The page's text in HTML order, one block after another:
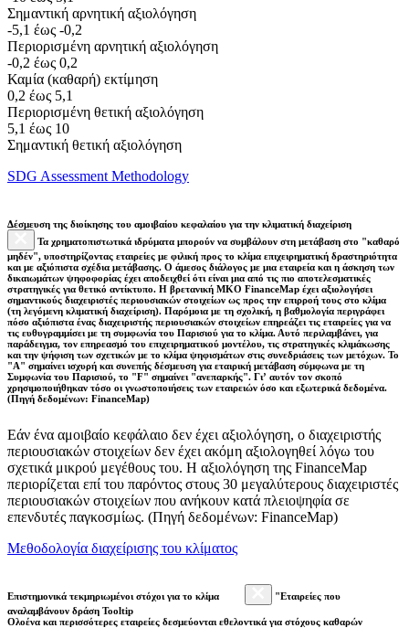
Σημαντική αρνητική αξιολόγηση
-5,1 έως -0,2
Περιορισμένη αρνητική αξιολόγηση
-0,2 έως 0,2
Καμία (καθαρή) εκτίμηση
0,2 έως 5,1
Περιορισμένη θετική αξιολόγηση
5,1 έως 10
Σημαντική θετική αξιολόγηση
SDG Assessment Methodology
Δέσμευση της διοίκησης του αμοιβαίου κεφαλαίου για την κλιματική διαχείριση
Τα χρηματοπιστωτικά ιδρύματα μπορούν να συμβάλουν στη μετάβαση στο "καθαρό
μηδέν", υποστηρίζοντας εταιρείες με φιλική προς το κλίμα επιχειρηματική δραστηριότητα
και με αξιόπιστα σχέδια μετάβασης. Ο άμεσος διάλογος με μια εταιρεία και η άσκηση των
δικαιωμάτων ψηφοφορίας έχει αποδειχθεί ότι είναι μια από τις πιο αποτελεσματικές
στρατηγικές για θετικό αντίκτυπο. Η βρετανική ΜΚΟ FinanceMap έχει αξιολογήσει
σημαντικούς διαχειριστές περιουσιακών στοιχείων ως προς την επιρροή τους στο κλίμα
(τη λεγόμενη κλιματική διαχείριση). Παρόμοια με τη σχολική, η βαθμολογία περιγράφει
πόσο αξιόπιστα ένας διαχειριστής περιουσιακών στοιχείων επηρεάζει τις εταιρείες για να
τις ευθυγραμμίσει με τη συμφωνία του Παρισιού για το κλίμα. Αυτό περιλαμβάνει, για
παράδειγμα, τον επηρεασμό του επιχειρηματικού μοντέλου, τις στρατηγικές κλιμάκωσης
και την ψήφιση των σχετικών με το κλίμα ψηφισμάτων στις συνεδριάσεις των μετόχων. Το
"Α" σημαίνει ισχυρή και συνεπής δέσμευση για εταιρική μετάβαση σύμφωνα με τη
Συμφωνία του Παρισιού, το "F" σημαίνει "ανεπαρκής". Γι’ αυτόν τον σκοπό
χρησιμοποιήθηκαν τόσο οι γνωστοποιήσεις των εταιρειών όσο και εξωτερικά δεδομένα.
(Πηγή δεδομένων: FinanceMap)
Εάν ένα αμοιβαίο κεφάλαιο δεν έχει αξιολόγηση, ο διαχειριστής
περιουσιακών στοιχείων δεν έχει ακόμη αξιολογηθεί λόγω του
σχετικά μικρού μεγέθους του. Η αξιολόγηση της FinanceMap
περιορίζεται επί του παρόντος στους 30 μεγαλύτερους διαχειριστές
περιουσιακών στοιχείων που ανήκουν κατά πλειοψηφία σε
επενδυτές παγκοσμίως. (Πηγή δεδομένων: FinanceMap)
Μεθοδολογία διαχείρισης του κλίματος
Επιστημονικά τεκμηριωμένοι στόχοι για το κλίμα
"Εταιρείες που
αναλαμβάνουν δράση Tooltip
Ολοένα και περισσότερες εταιρείες δεσμεύονται εθελοντικά για στόχους καθαρών